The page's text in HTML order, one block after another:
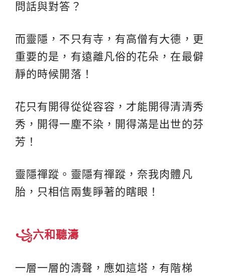
問話與對答？
而靈隱，不只有寺，有高僧有大德，更
重要的是，有遠離凡俗的花朵，在最僻
靜的時候開落！
花只有開得從從容容，才能開得清清秀
秀，開得一塵不染，開得滿是出世的芬
芳！
靈隱禪蹤。靈隱有禪蹤，奈我肉體凡
胎，只相信兩隻睜著的瞎眼！
꧁六和聽濤
一層一層的濤聲，應如這塔，有階梯